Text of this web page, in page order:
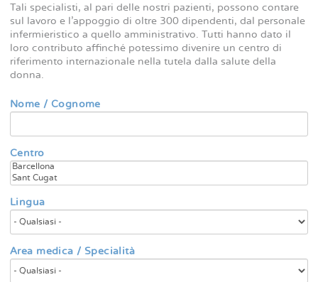
Tali specialisti, al pari delle nostri pazienti, possono contare
sul lavoro e l’appoggio di oltre 300 dipendenti, dal personale
infermieristico a quello amministrativo. Tutti hanno dato il
loro contributo affinché potessimo divenire un centro di
riferimento internazionale nella tutela dalla salute della
donna.
Nome / Cognome
Centro
Lingua
Area medica / Specialità